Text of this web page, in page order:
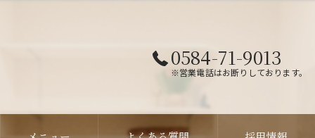
0584-71-9013
※営業電話はお断りしております。